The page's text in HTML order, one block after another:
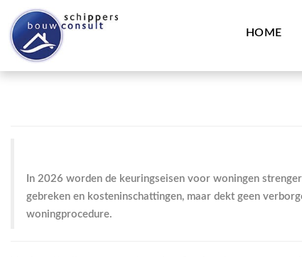
HOME
In 2026 worden de keuringseisen voor woningen
gebreken en kosteninschattingen, maar dekt geen
woningprocedure.